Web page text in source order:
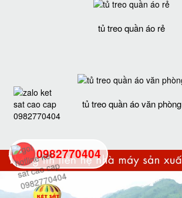
tủ treo quần áo rẻ
tủ treo quần áo văn phòng
0982770404